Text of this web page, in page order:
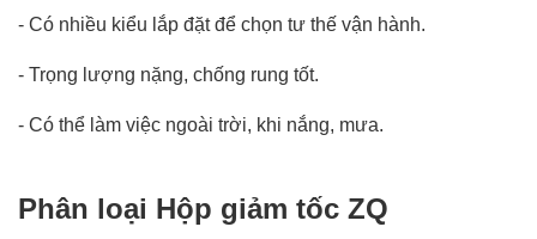
- Có nhiều kiểu lắp đặt để chọn tư thế vận hành.
- Trọng lượng nặng, chống rung tốt.
- Có thể làm việc ngoài trời, khi nắng, mưa.
Phân loại Hộp giảm tốc ZQ